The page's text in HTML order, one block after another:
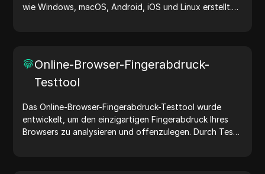
wie Windows, macOS, Android, iOS und Linux erstellt.
noch heute User-Agents!
Online-Browser-Fingerabdruck-
Testtool
Das Online-Browser-Fingerabdruck-Testtool wurde
entwickelt, um den einzigartigen Fingerabdruck Ihres
Browsers zu analysieren und offenzulegen. Durch Tests